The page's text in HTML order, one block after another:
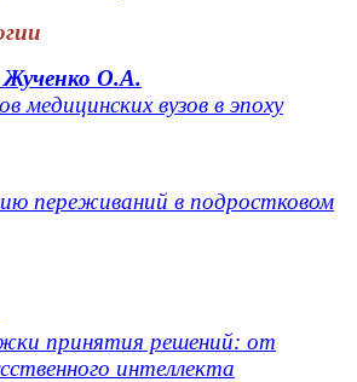
Жученко О.А.
медицинских вузов в эпоху
переживаний в подростковом
принятия решений: от
интеллекта